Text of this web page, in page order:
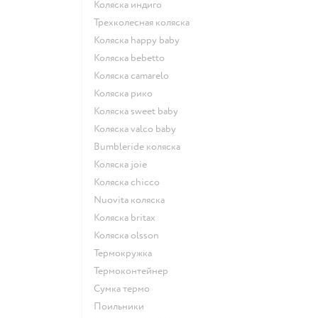
Коляска индиго
Трехколесная коляска
Коляска happy baby
Коляска bebetto
Коляска camarelo
Коляска рико
Коляска sweet baby
Коляска valco baby
Bumbleride коляска
Коляска joie
Коляска chicco
Nuovita коляска
Коляска britax
Коляска olsson
Термокружка
Термоконтейнер
Сумка термо
Поильники